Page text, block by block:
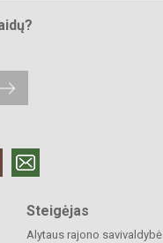
Steigėjas
Alytaus rajono savivaldybė